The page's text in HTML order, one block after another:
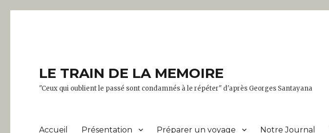
LE TRAIN DE LA MEMOIRE
"Ceux qui oublient le passé sont condamnés à le répéter" d'après Georges Santayana
Accueil Présentation Préparer un voyage Notre Journal